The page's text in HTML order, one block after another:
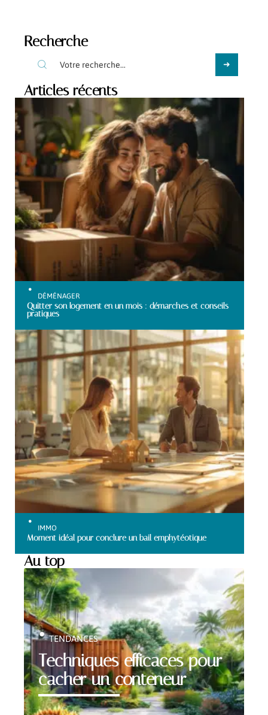
Recherche
Articles récents
DÉMÉNAGER
Quitter son logement en un mois : démarches et conseils
pratiques
IMMO
Moment idéal pour conclure un bail emphytéotique
Au top
Techniques efficaces pour
cacher un conteneur
TENDANCES